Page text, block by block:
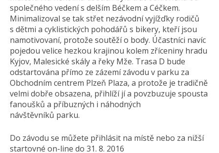
společného vedení s delším Béčkem a Céčkem.
Minimalizoval se tak střet nezávodní vyjížďky rodičů
s dětmi a cyklistických pohodářů s bikery, kteří jsou
namotivovaní, protože soutěží o body. Účastníci navíc
pojedou velice hezkou krajinou kolem zříceniny hradu
Kyjov, Malesické skály a řeky Mže. Trasa D bude
odstartována přímo ze zázemí závodu v parku za
Obchodním centrem Plzeň Plaza, a protože je tradičně
velmi dobře obsazena, přihlíží jí a povzbuzuje spousta
fanoušků a příbuzných i náhodných
návštěvníků parku.
Do závodu se můžete přihlásit na místě nebo za nižší
startovné on-line do 31. 8. 2016